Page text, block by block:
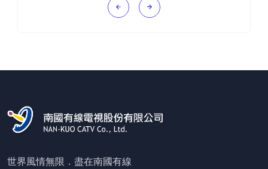
世界風情無限．盡在南國有線